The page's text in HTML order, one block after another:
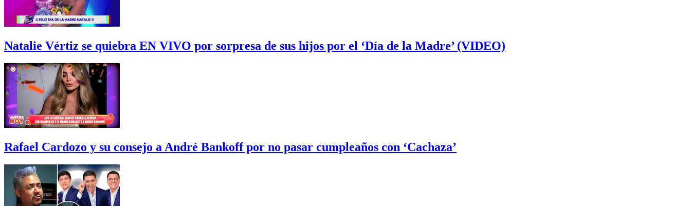
Natalie Vértiz se quiebra EN VIVO por sorpresa de sus hijos por el ‘Día de la Madre’ (VIDEO)
Rafael Cardozo y su consejo a André Bankoff por no pasar cumpleaños con ‘Cachaza’